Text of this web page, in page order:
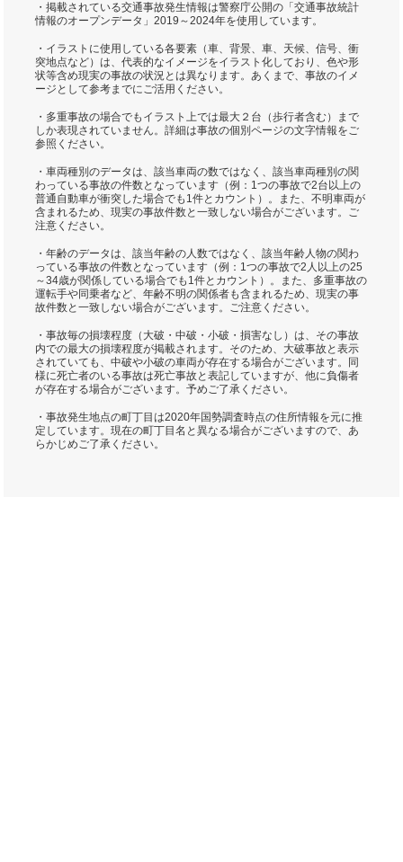
・掲載されている交通事故発生情報は警察庁公開の「交通事故統計
情報のオープンデータ」2019～2024年を使用しています。
・イラストに使用している各要素（車、背景、車、天候、信号、衝
突地点など）は、代表的なイメージをイラスト化しており、色や形
状等含め現実の事故の状況とは異なります。あくまで、事故のイメ
ージとして参考までにご活用ください。
・多重事故の場合でもイラスト上では最大２台（歩行者含む）まで
しか表現されていません。詳細は事故の個別ページの文字情報をご
参照ください。
・車両種別のデータは、該当車両の数ではなく、該当車両種別の関
わっている事故の件数となっています（例：1つの事故で2台以上の
普通自動車が衝突した場合でも1件とカウント）。また、不明車両が
含まれるため、現実の事故件数と一致しない場合がございます。ご
注意ください。
・年齢のデータは、該当年齢の人数ではなく、該当年齢人物の関わ
っている事故の件数となっています（例：1つの事故で2人以上の25
～34歳が関係している場合でも1件とカウント）。また、多重事故の
運転手や同乗者など、年齢不明の関係者も含まれるため、現実の事
故件数と一致しない場合がございます。ご注意ください。
・事故毎の損壊程度（大破・中破・小破・損害なし）は、その事故
内での最大の損壊程度が掲載されます。そのため、大破事故と表示
されていても、中破や小破の車両が存在する場合がございます。同
様に死亡者のいる事故は死亡事故と表記していますが、他に負傷者
が存在する場合がございます。予めご了承ください。
・事故発生地点の町丁目は2020年国勢調査時点の住所情報を元に推
定しています。現在の町丁目名と異なる場合がございますので、あ
らかじめご了承ください。